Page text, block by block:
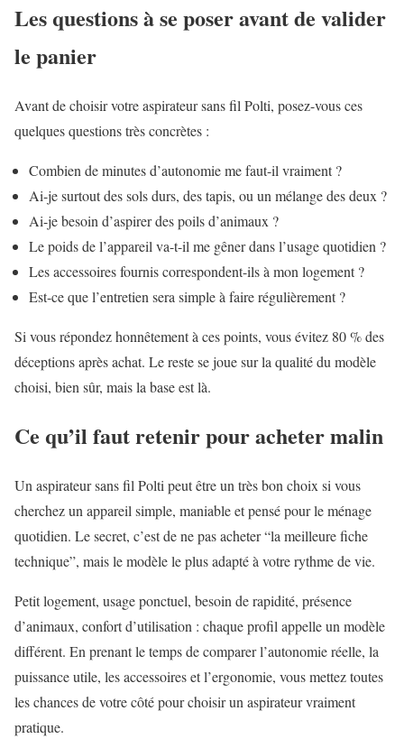
Les questions à se poser avant de valider
le panier
Avant de choisir votre aspirateur sans fil Polti, posez-vous ces
quelques questions très concrètes :
Combien de minutes d’autonomie me faut-il vraiment ?
Ai-je surtout des sols durs, des tapis, ou un mélange des deux ?
Ai-je besoin d’aspirer des poils d’animaux ?
Le poids de l’appareil va-t-il me gêner dans l’usage quotidien ?
Les accessoires fournis correspondent-ils à mon logement ?
Est-ce que l’entretien sera simple à faire régulièrement ?
Si vous répondez honnêtement à ces points, vous évitez 80 % des
déceptions après achat. Le reste se joue sur la qualité du modèle
choisi, bien sûr, mais la base est là.
Ce qu’il faut retenir pour acheter malin
Un aspirateur sans fil Polti peut être un très bon choix si vous
cherchez un appareil simple, maniable et pensé pour le ménage
quotidien. Le secret, c’est de ne pas acheter “la meilleure fiche
technique”, mais le modèle le plus adapté à votre rythme de vie.
Petit logement, usage ponctuel, besoin de rapidité, présence
d’animaux, confort d’utilisation : chaque profil appelle un modèle
différent. En prenant le temps de comparer l’autonomie réelle, la
puissance utile, les accessoires et l’ergonomie, vous mettez toutes
les chances de votre côté pour choisir un aspirateur vraiment
pratique.